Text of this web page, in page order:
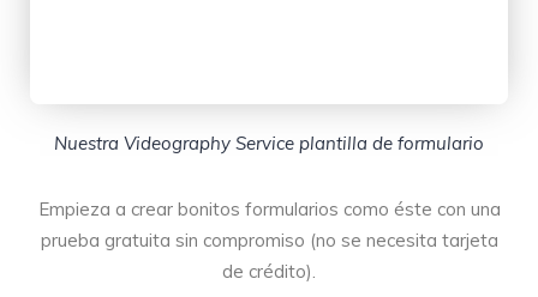
Nuestra Videography Service plantilla de formulario
Empieza a crear bonitos formularios como éste con una
prueba gratuita sin compromiso (no se necesita tarjeta
de crédito).